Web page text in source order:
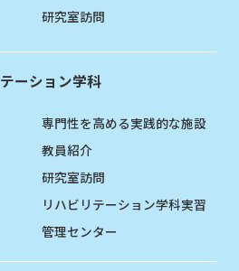
研究室訪問
ーション学科
専門性を高める実践的な施設
教員紹介
研究室訪問
リハビリテーション学科実習
管理センター